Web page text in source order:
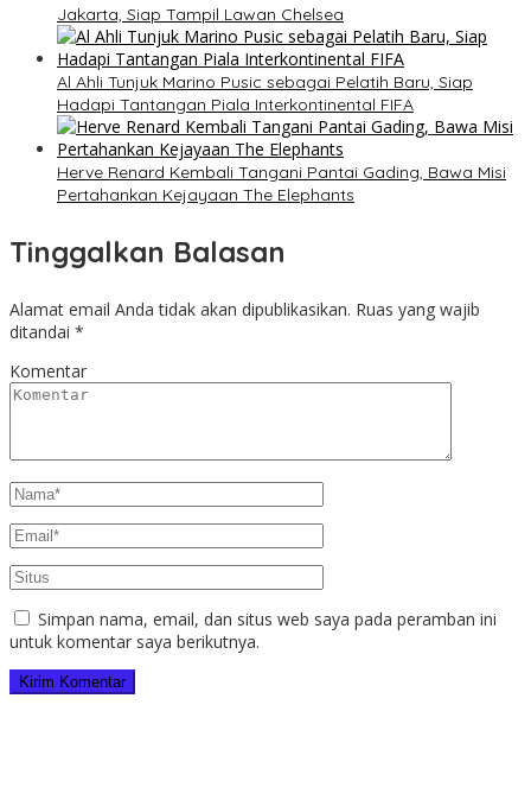
Jakarta, Siap Tampil Lawan Chelsea
Al Ahli Tunjuk Marino Pusic sebagai Pelatih Baru, Siap
Hadapi Tantangan Piala Interkontinental FIFA
Herve Renard Kembali Tangani Pantai Gading, Bawa Misi
Pertahankan Kejayaan The Elephants
Tinggalkan Balasan
Alamat email Anda tidak akan dipublikasikan. Ruas yang wajib
ditandai *
Komentar
Simpan nama, email, dan situs web saya pada peramban ini
untuk komentar saya berikutnya.